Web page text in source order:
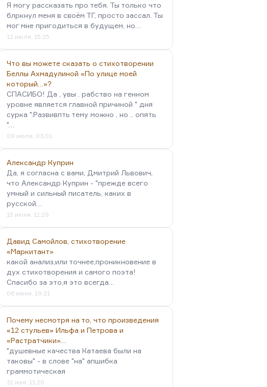
Я могу рассказать про тебя. Ты только что
блркнул меня в своём ТГ, просто зассал. Ты
мог мне пригодиться в будущем, но…
12 июля, 15:25
Что вы можете сказать о стихотворении
Беллы Ахмадулиной «По улице моей
который…»?
СПАСИБО! Да , увы . рабство на генном
уровне является главной причиной " дня
сурка ".Развивпть тему можно , но .. опять
"…
09 июля, 03:01
Александр Куприн
Да, я согласна с вами, Дмитрий Львович,
что Александр Куприн - "прежде всего
умный и сильный писатель, каких в
русской…
15 июня, 11:29
Давид Самойлов, стихотворение
«Маркитант»
какой анализ,или точнее,проникновение в
дух стихотворения и самого поэта!
Спасибо за это,я это всегда…
06 июня, 19:21
Почему несмотря на то, что произведения
«12 стульев» Ильфа и Петрова и
«Растратчики»…
"душевные качества Катаева были на
таковы" - в слове "на" апшибка
граммотическая
31 мая, 11:20